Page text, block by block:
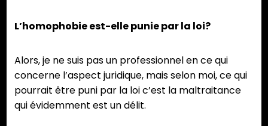
L’homophobie est-elle punie par la loi?
Alors, je ne suis pas un professionnel en ce qui
concerne l’aspect juridique, mais selon moi, ce qui
pourrait être puni par la loi c’est la maltraitance
qui évidemment est un délit.